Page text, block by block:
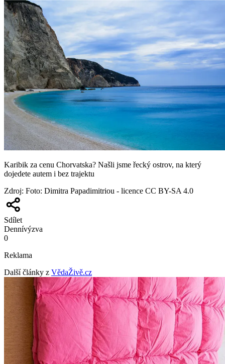
Karibik za cenu Chorvatska? Našli jsme řecký ostrov, na který
dojedete autem i bez trajektu
Zdroj: Foto: Dimitra Papadimitriou - licence CC BY-SA 4.0
Sdílet
Dennívýzva
0
Reklama
Další články z VědaŽivě.cz